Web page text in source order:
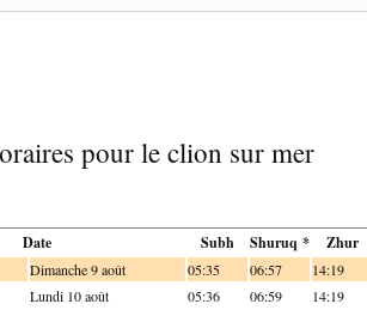
pour le clion sur mer
Date Subh Shuruq * Zhur
Dimanche 9 août 05:35 06:57 14:19
Lundi 10 août 05:36 06:59 14:19